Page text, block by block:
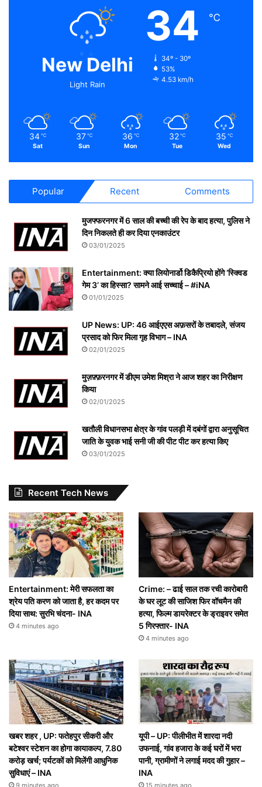
New Delhi
Light Rain
34 ℃
34º - 30º
53%
4.53 km/h
34 ℃
Sat
37 ℃
Sun
36 ℃
Mon
32 ℃
Tue
35 ℃
Wed
Popular Recent Comments
मुजफ्फरनगर में 6 साल की बच्ची की रेप के बाद हत्या, पुलिस ने
दिन निकलते ही कर दिया एनकाउंटर
03/01/2025
Entertainment: क्या लियोनार्डो डिकैप्रियो होंगे ‘स्क्विड
गेम 3’ का हिस्सा? सामने आई सच्चाई – #iNA
01/01/2025
UP News: UP: 46 आईएएस अफ़सरों के तबादले, संजय
प्रसाद को फिर मिला गृह विभाग – INA
02/01/2025
मुज़फ़्फ़रनगर में डीएम उमेश मिश्रा ने आज शहर का निरीक्षण
किया
02/01/2025
खतौली विधानसभा क्षेत्र के गांव पलड़ी में दबंगों द्वारा अनुसूचित
जाति के युवक भाई सनी जी की पीट पीट कर हत्या किए
03/01/2025
Recent Tech News
Entertainment: मेरी सफलता का
श्रेय पति करण को जाता है, हर कदम पर
दिया साथ: सुरभि चंदना- INA
4 minutes ago
Crime: – ढाई साल तक रची कारोबारी
के घर लूट की साजिश फिर वॉचमैन की
हत्या, फिल्म डायरेक्टर के ड्राइवर समेत
5 गिरफ्तार- INA
4 minutes ago
खबर शहर , UP: फतेहपुर सीकरी और
बटेश्वर स्टेशन का होगा कायाकल्प, 7.80
करोड़ खर्च; पर्यटकों को मिलेंगी आधुनिक
सुविधाएं – INA
9 minutes ago
यूपी – UP: पीलीभीत में शारदा नदी
उफनाई, गांव हजारा के कई घरों में भरा
पानी, ग्रामीणों ने लगाई मदद की गुहार –
INA
15 minutes ago